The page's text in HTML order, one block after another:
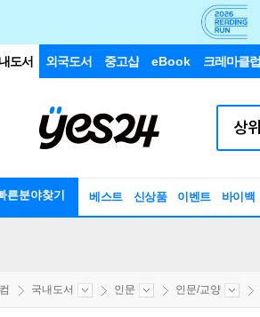
도서 외국도서 중고샵 eBook 크레마클럽
른분야찾기 베스트 신상품 이벤트 바이백
국내도서 인문 인문/교양